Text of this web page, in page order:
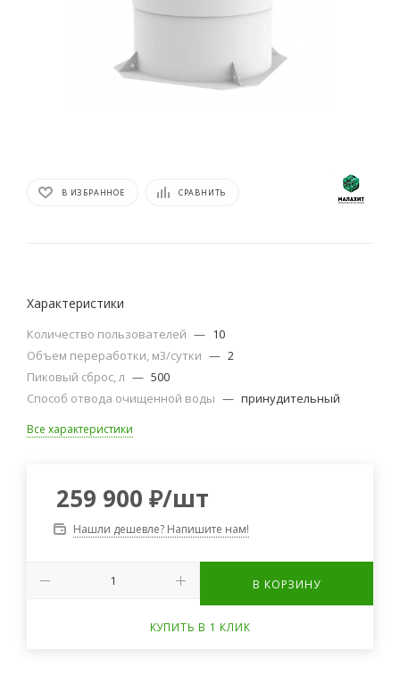
В ИЗБРАННОЕ СРАВНИТЬ
Характеристики
Количество пользователей — 10
Объем переработки, м3/сутки — 2
Пиковый сброс, л — 500
Способ отвода очищенной воды — принудительный
Все характеристики
259 900 ₽/шт
Нашли дешевле? Напишите нам!
В КОРЗИНУ
КУПИТЬ В 1 КЛИК